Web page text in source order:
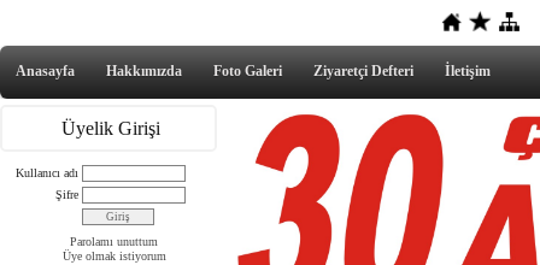
Anasayfa Hakkımızda Foto Galeri Ziyaretçi Defteri İletişim
Üyelik Girişi
Kullanıcı adı
Şifre
Parolamı unuttum
Üye olmak istiyorum